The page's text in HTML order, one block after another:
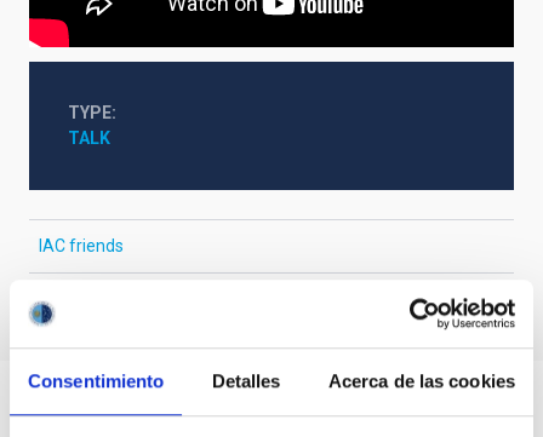
Consentimiento Detalles Acerca de las cookies
TYPE
TALK
IAC friends